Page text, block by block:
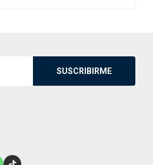
SUSCRIBIRME